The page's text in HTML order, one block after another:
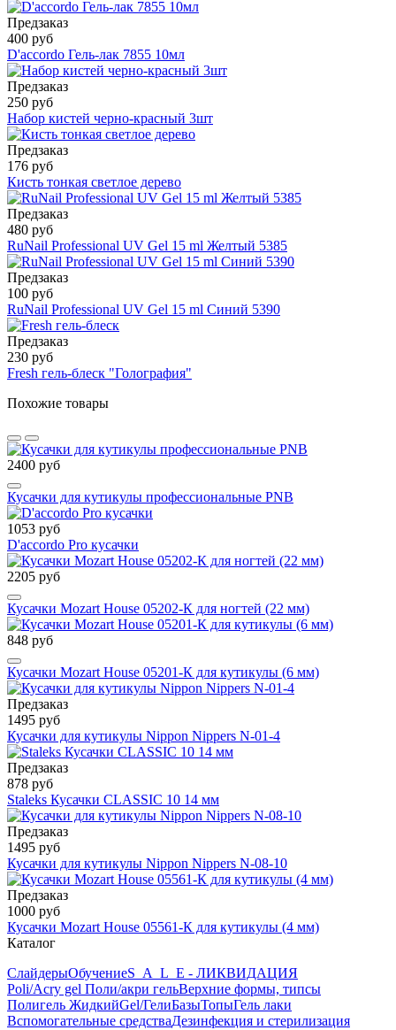
Предзаказ
400 руб
D'accordo Гель-лак 7855 10мл
Предзаказ
250 руб
Набор кистей черно-красный 3шт
Предзаказ
176 руб
Кисть тонкая светлое дерево
Предзаказ
480 руб
RuNail Professional UV Gel 15 ml Желтый 5385
Предзаказ
100 руб
RuNail Professional UV Gel 15 ml Синий 5390
Предзаказ
230 руб
Fresh гель-блеск "Голография"
Похожие товары
2400 руб
Кусачки для кутикулы профессиональные PNB
1053 руб
D'accordo Pro кусачки
2205 руб
Кусачки Mozart House 05202-К для ногтей (22 мм)
848 руб
Кусачки Mozart House 05201-К для кутикулы (6 мм)
Предзаказ
1495 руб
Кусачки для кутикулы Nippon Nippers N-01-4
Предзаказ
878 руб
Staleks Кусачки CLASSIC 10 14 мм
Предзаказ
1495 руб
Кусачки для кутикулы Nippon Nippers N-08-10
Предзаказ
1000 руб
Кусачки Mozart House 05561-К для кутикулы (4 мм)
Каталог
СлайдерыОбучениеS_A_L_E - ЛИКВИДАЦИЯ
Poli/Acry gel Поли/акри гельВерхние формы, типсы
Полигель ЖидкийGel/ГелиБазыТопыГель лаки
Вспомогательные средстваДезинфекция и стерилизация